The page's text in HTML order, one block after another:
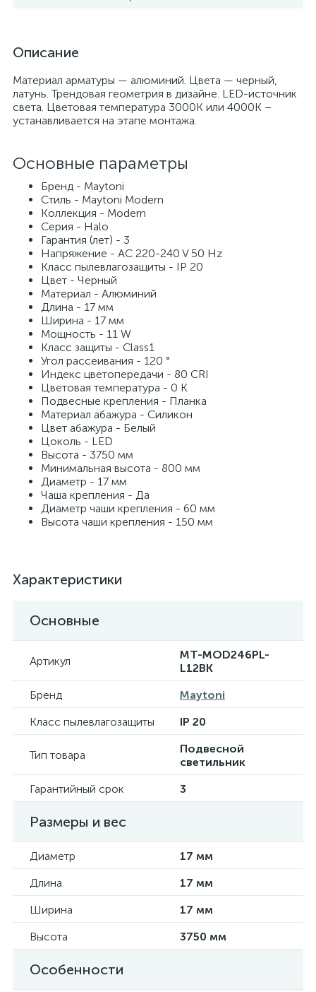
Описание
Материал арматуры — алюминий. Цвета — черный,
латунь. Трендовая геометрия в дизайне. LED-источник
света. Цветовая температура 3000К или 4000К –
устанавливается на этапе монтажа.
Основные параметры
Бренд - Maytoni
Стиль - Maytoni Modern
Коллекция - Modern
Серия - Halo
Гарантия (лет) - 3
Напряжение - AC 220-240 V 50 Hz
Класс пылевлагозащиты - IP 20
Цвет - Черный
Материал - Алюминий
Длина - 17 мм
Ширина - 17 мм
Мощность - 11 W
Класс защиты - Class1
Угол рассеивания - 120 °
Индекс цветопередачи - 80 CRI
Цветовая температура - 0 K
Подвесные крепления - Планка
Материал абажура - Силикон
Цвет абажура - Белый
Цоколь - LED
Высота - 3750 мм
Минимальная высота - 800 мм
Диаметр - 17 мм
Чаша крепления - Да
Диаметр чаши крепления - 60 мм
Высота чаши крепления - 150 мм
Характеристики
Основные
Артикул
MT-MOD246PL-
L12BK
Бренд
Maytoni
Класс пылевлагозащиты
IP 20
Тип товара
Подвесной
светильник
Гарантийный срок
3
Размеры и вес
Диаметр
17 мм
Длина
17 мм
Ширина
17 мм
Высота
3750 мм
Особенности